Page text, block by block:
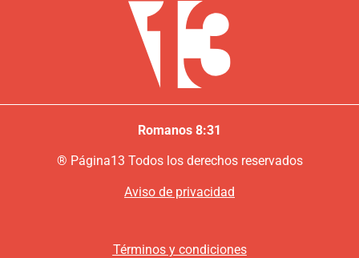
Romanos 8:31
® Página13 Todos los derechos reservados
Aviso de privacidad
Términos y condiciones